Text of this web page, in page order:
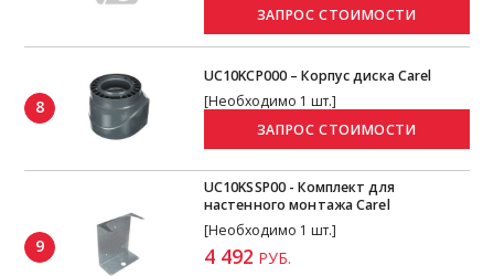
8
UC10KCP000 – Корпус диска Carel
[Необходимо 1 шт.]
9
UC10KSSP00 - Комплект для
настенного монтажа Carel
[Необходимо 1 шт.]
4 492 РУБ.